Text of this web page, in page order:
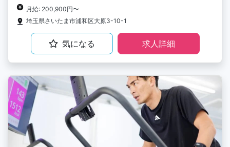
月給: 200,900円〜
埼玉県さいたま市浦和区大原3-10-1
気になる 求人詳細